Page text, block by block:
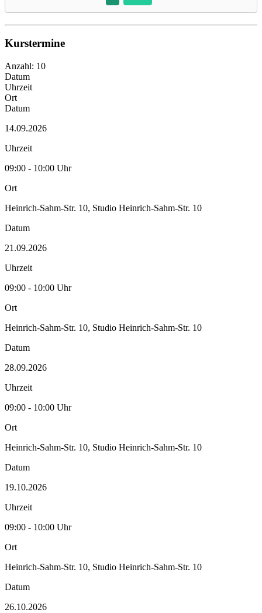
Kurstermine
Anzahl: 10
Datum
Uhrzeit
Ort
Datum
14.09.2026
Uhrzeit
09:00 - 10:00 Uhr
Ort
Heinrich-Sahm-Str. 10, Studio Heinrich-Sahm-Str. 10
Datum
21.09.2026
Uhrzeit
09:00 - 10:00 Uhr
Ort
Heinrich-Sahm-Str. 10, Studio Heinrich-Sahm-Str. 10
Datum
28.09.2026
Uhrzeit
09:00 - 10:00 Uhr
Ort
Heinrich-Sahm-Str. 10, Studio Heinrich-Sahm-Str. 10
Datum
19.10.2026
Uhrzeit
09:00 - 10:00 Uhr
Ort
Heinrich-Sahm-Str. 10, Studio Heinrich-Sahm-Str. 10
Datum
26.10.2026